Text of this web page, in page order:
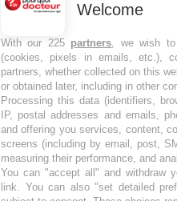
Welcome
With our 225 partners, we wish to
(cookies, pixels in emails, etc.),
partners, whether collected on this
or obtained later, including in other
Processing this data (identifiers,
IP, postal addresses and emails,
and offering you services, content,
screens (including by email, post,
measuring their performance, and
You can "accept all" and withdraw
link. You can also "set detailed